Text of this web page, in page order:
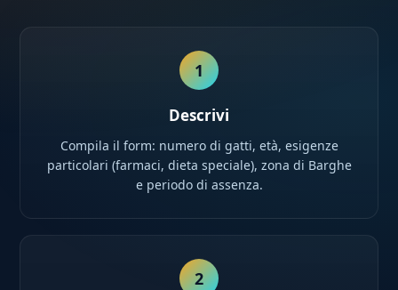
1
Descrivi
Compila il form: numero di gatti, età, esigenze
particolari (farmaci, dieta speciale), zona di Barghe
e periodo di assenza.
2